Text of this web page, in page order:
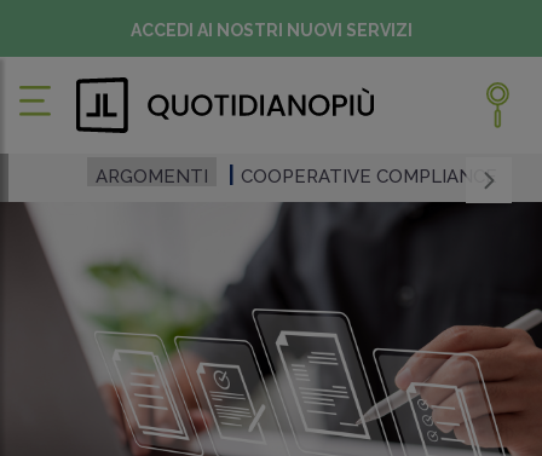
ACCEDI AI NOSTRI NUOVI SERVIZI
ARGOMENTI COOPERATIVE COMPLIANCE